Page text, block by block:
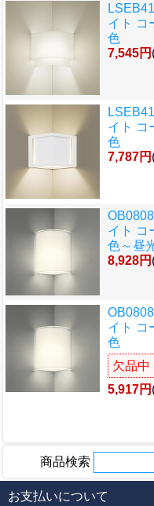
イト コ
色
7,545円
イト コ
色
7,787円
イト コ
色～昼
8,928円
イト コ
色
欠品中
5,917円
商品検索
お支払いについて